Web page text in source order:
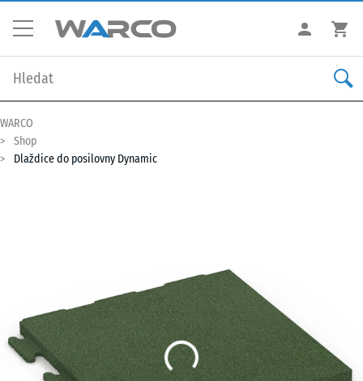
WARCO
Shop
Dlaždice do posilovny Dynamic